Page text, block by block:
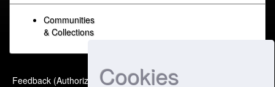
Cookies
Communities
& Collections
Feedback (Authorized Only) Built with